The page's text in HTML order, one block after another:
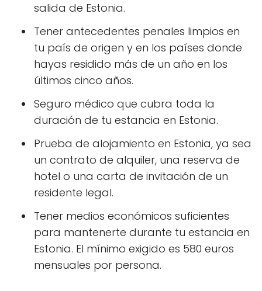
salida de Estonia.
Tener antecedentes penales limpios en
tu país de origen y en los países donde
hayas residido más de un año en los
últimos cinco años.
Seguro médico que cubra toda la
duración de tu estancia en Estonia.
Prueba de alojamiento en Estonia, ya sea
un contrato de alquiler, una reserva de
hotel o una carta de invitación de un
residente legal.
Tener medios económicos suficientes
para mantenerte durante tu estancia en
Estonia. El mínimo exigido es 580 euros
mensuales por persona.